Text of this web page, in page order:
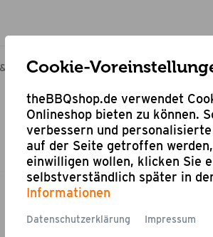
Angebote Online Shop Grill Aktion
Cookie-
theBBQshop.de verwendet
Onlineshop bieten zu können.
verbessern und
auf der Seite getroffen
einwilligen wollen, klicken Sie
selbstverständlich später in
Informationen
Datenschutzerklärung Impressum